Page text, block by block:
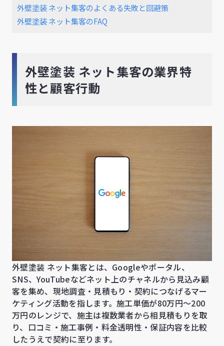
外壁塗装 ネット集客のよくある失敗と回避策
外壁塗装 ネット集客のFAQ
外壁塗装 ネット集客の業界特
性と顧客行動
外壁塗装 ネット集客とは、Googleやポータル、
SNS、YouTubeなどネット上のチャネルから見込み顧
客を集め、現地調査・見積もり・契約につなげるマー
ケティング活動を指します。施工単価が80万円〜200
万円のレンジで、施主は複数業者から相見積もりを取
り、口コミ・施工事例・料金透明性・保証内容を比較
したうえで契約に至ります。